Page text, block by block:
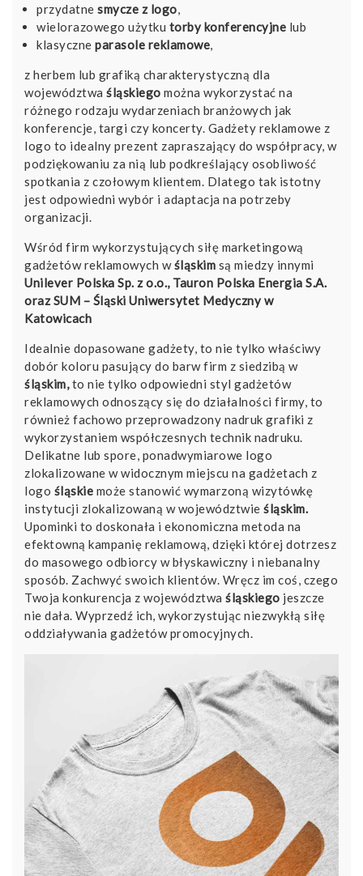
przydatne smycze z logo,
wielorazowego użytku torby konferencyjne lub
klasyczne parasole reklamowe,
z herbem lub grafiką charakterystyczną dla
województwa śląskiego można wykorzystać na
różnego rodzaju wydarzeniach branżowych jak
konferencje, targi czy koncerty. Gadżety reklamowe z
logo to idealny prezent zapraszający do współpracy, w
podziękowaniu za nią lub podkreślający osobliwość
spotkania z czołowym klientem. Dlatego tak istotny
jest odpowiedni wybór i adaptacja na potrzeby
organizacji.
Wśród firm wykorzystujących siłę marketingową
gadżetów reklamowych wśląskim są miedzy innymi
Unilever Polska Sp. z o.o., Tauron Polska Energia S.A.
orazSUM – Śląski Uniwersytet Medyczny w
Katowicach
Idealnie dopasowane gadżety, to nie tylko właściwy
dobór koloru pasujący do barw firm z siedzibą w
śląskim,to nie tylko odpowiedni styl gadżetów
reklamowych odnoszący się do działalności firmy, to
również fachowo przeprowadzony nadruk grafiki z
wykorzystaniem współczesnych technik nadruku.
Delikatne lub spore, ponadwymiarowe logo
zlokalizowane w widocznym miejscu na gadżetach z
logo śląskie może stanowić wymarzoną wizytówkę
instytucji zlokalizowaną w województwie śląskim.
Upominki to doskonała i ekonomiczna metoda na
efektowną kampanię reklamową, dzięki której dotrzesz
do masowego odbiorcy w błyskawiczny i niebanalny
sposób. Zachwyć swoich klientów. Wręcz im coś, czego
Twoja konkurencja z województwa śląskiego jeszcze
nie dała. Wyprzedź ich, wykorzystując niezwykłą siłę
oddziaływania gadżetów promocyjnych.